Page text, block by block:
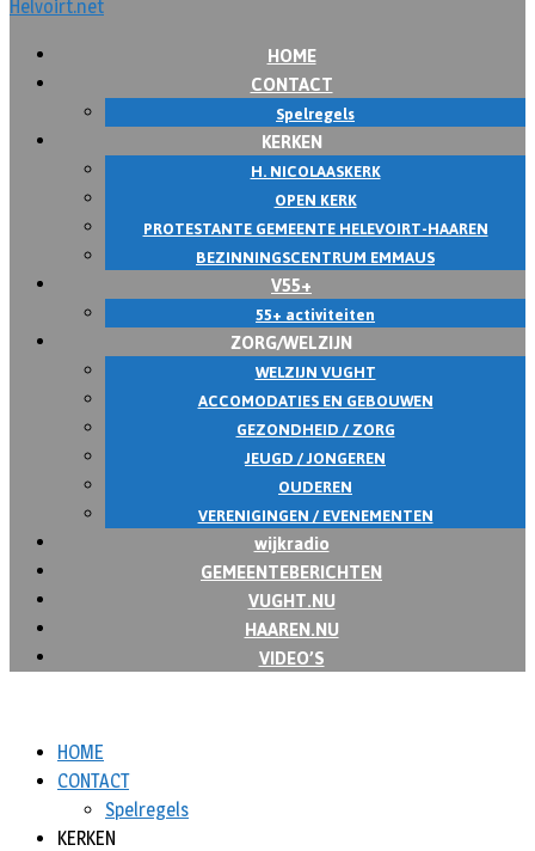
HOME
CONTACT
Spelregels
KERKEN
H. NICOLAASKERK
OPEN KERK
PROTESTANTE GEMEENTE HELEVOIRT-HAAREN
BEZINNINGSCENTRUM EMMAUS
V55+
55+ activiteiten
ZORG/WELZIJN
WELZIJN VUGHT
ACCOMODATIES EN GEBOUWEN
GEZONDHEID / ZORG
JEUGD / JONGEREN
OUDEREN
VERENIGINGEN / EVENEMENTEN
wijkradio
GEMEENTEBERICHTEN
VUGHT.NU
HAAREN.NU
VIDEO’S
HOME
CONTACT
Spelregels
KERKEN